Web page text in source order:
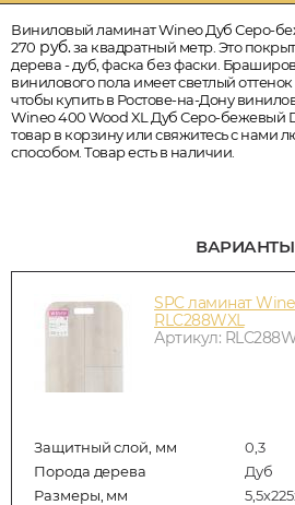
Виниловый ламинат Wineo Дуб Серо-
270 руб.за квадратный метр. Это
дерева - дуб, фаска без фаски.
винилового пола имеет светлый
чтобы купить в Ростове-на-Дону
Wineo 400 Wood XL Дуб Серо-бежевый
товар в корзину или свяжитесь с нами
способом. Товар есть в наличии.
ВАРИАНТЫ
SPC ламинат
RLC288WXL
Артикул:
Защитный слой, мм
0,3
Порода дерева
Дуб
Размеры, мм